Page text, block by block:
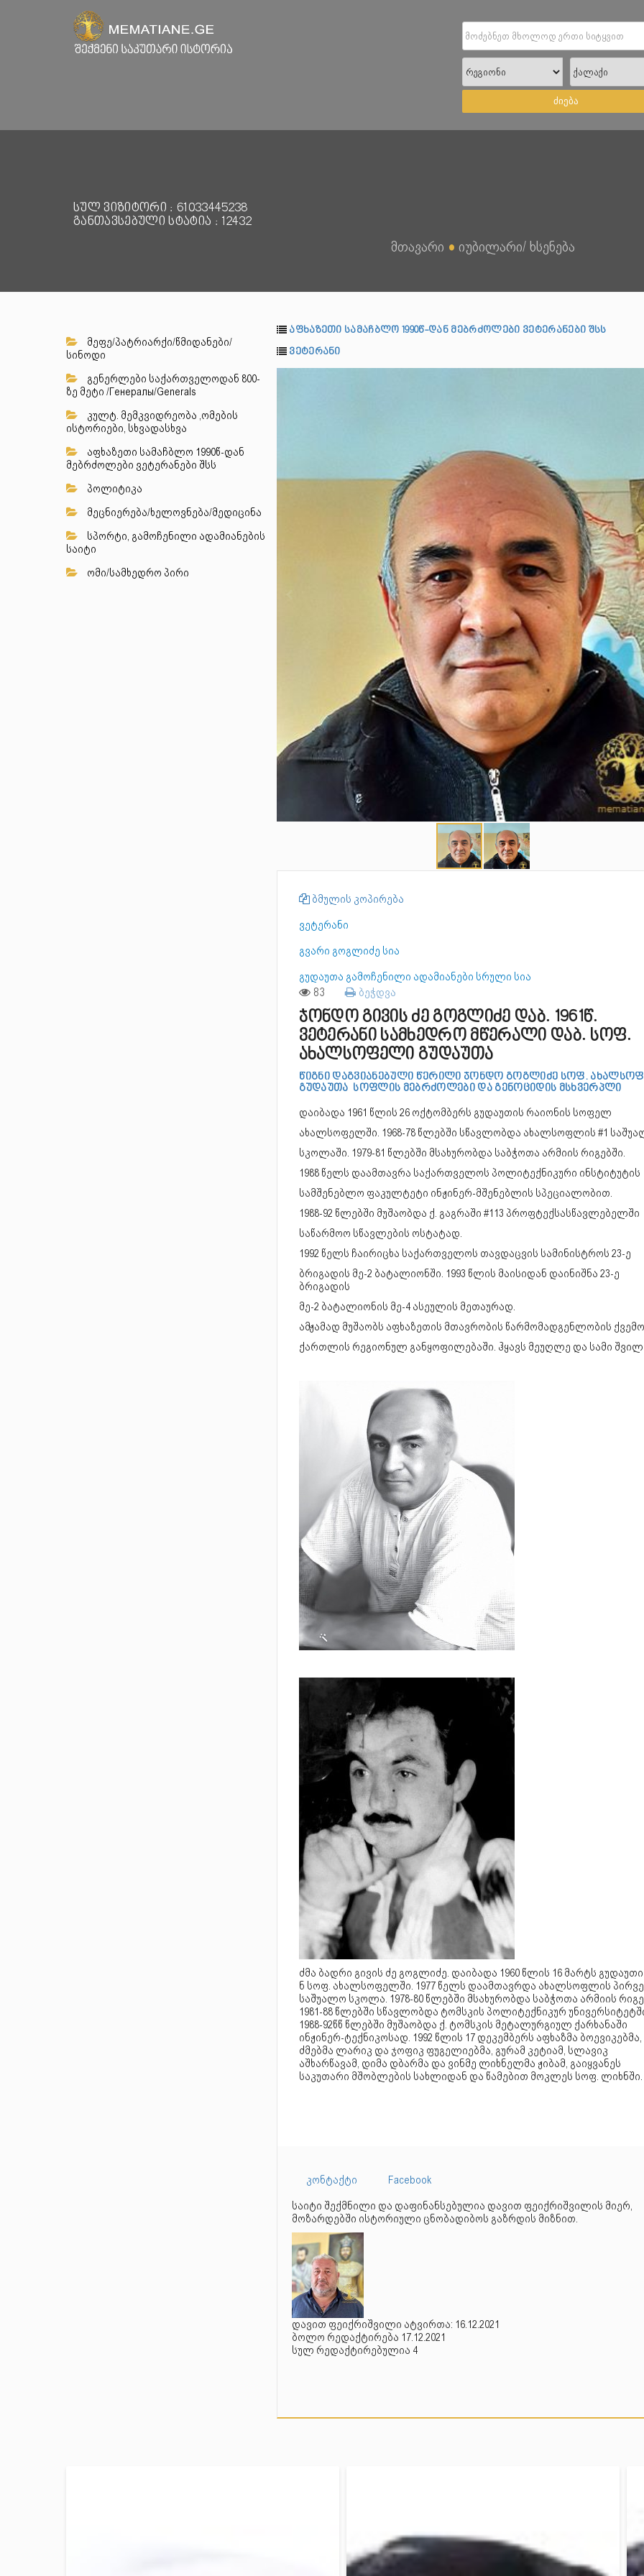
ძიება
სულ ვიზიტორი : 61033445238
განთავსებული სტატია : 12432
მთავარი ● იუბილარი/ ხსენება
მეფე/პატრიარქი/წმიდანები/
სინოდი
გენერლები საქართველოდან 800-
ზე მეტი /Генералы/Generals
კულტ. მემკვიდრეობა ,ომების
ისტორიები, სხვადასხვა
აფხაზეთი სამაჩბლო 1990წ-დან
მებრძოლები ვეტერანები შსს
პოლიტიკა
მეცნიერება/ხელოვნება/მედიცინა
სპორტი, გამოჩენილი ადამიანების
საიტი
ომი/სამხედრო პირი
აფხაზეთი სამაჩბლო 1990წ-დან მებრძოლები ვეტერანები შსს
ვეტერანი
ბმულის კოპირება
ვეტერანი
გვარი გოგლიძე სია
გუდაუთა გამოჩენილი ადამიანები სრული სია
83 ბეჭდვა
ჯონდო გივის ძე გოგლიძე დაბ. 1961წ.
ვეტერანი სამხედრო მწერალი დაბ. სოფ.
ახალსოფელი გუდაუთა
წიგნი დაგვიანებული წერილი ჯონდო გოგლიძე სოფ.
გუდაუთა სოფლის მებრძოლები და გენოციდის მსხვერპლი
დაიბადა 1961 წლის 26 ოქტომბერს გუდაუთის რაიონის სოფელ
ახალსოფელში. 1968-78 წლებში სწავლობდა ახალსოფლის #1
სკოლაში. 1979-81 წლებში მსახურობდა საბჭოთა არმიის რიგებში.
1988 წელს დაამთავრა საქართველოს პოლიტექნიკური ინსტიტუტის
სამშენებლო ფაკულტეტი ინჟინერ-მშენებლის სპეციალობით.
1988-92 წლებში მუშაობდა ქ. გაგრაში #113 პროფტექსასწავლებელში
საწარმოო სწავლების ოსტატად.
1992 წელს ჩაირიცხა საქართველოს თავდაცვის სამინისტროს 23-ე
ბრიგადის მე-2 ბატალიონში. 1993 წლის მაისიდან დაინიშნა 23-ე
ბრიგადის
მე-2 ბატალიონის მე-4 ასეულის მეთაურად.
ამჟამად მუშაობს აფხაზეთის მთავრობის წარმომადგენლობის ქვემო
ქართლის რეგიონულ განყოფილებაში. ჰყავს მეუღლე და სამი
ძმა ბადრი გივის ძე გოგლიძე. დაიბადა 1960 წლის 16 მარტს
ნ სოფ. ახალსოფელში. 1977 წელს დაამთავრდა ახალსოფლის
საშუალო სკოლა. 1978-80 წლებში მსახურობდა საბჭოთა არმიის
1981-88 წლებში სწავლობდა ტომსკის პოლიტექნიკურ
1988-92წწ წლებში მუშაობდა ქ. ტომსკის მეტალურგიულ ქარხანაში
ინჟინერ-ტექნიკოსად. 1992 წლის 17 დეკემბერს აფხაზმა ბოევიკებმა,
ძმებმა ლარიკ და ჯოფიკ ფუგელიებმა, გურამ კეტიამ, სლავიკ
აშხარწავამ, დიმა დბარმა და ვინმე ლიხნელმა ჟიბამ, გაიყვანეს
საკუთარი მშობლების სახლიდან და წამებით მოკლეს სოფ. ლიხნში.
კონტაქტი
Facebook
საიტი შექმნილი და დაფინანსებულია დავით ფეიქრიშვილის მიერ,
მოზარდებში ისტორიული ცნობადიბოს გაზრდის მიზნით.
დავით ფეიქრიშვილი ატვირთა: 16.12.2021
ბოლო რედაქტირება 17.12.2021
სულ რედაქტირებულია 4